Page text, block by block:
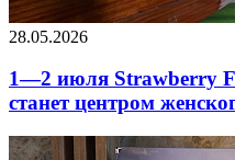
28.05.2026
1—2 июля Strawberry
станет центром